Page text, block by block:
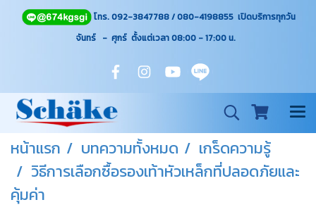
โทร. 092-3847788 / 080-4198855 เปิดบริการทุกวัน
จันทร์ - ศุกร์ ตั้งแต่เวลา 08:00 - 17:00น.
หน้าแรก บทความทั้งหมด
เกร็ดความรู้
วิธีการเลือกซื้อรองเท้าหัวเหล็กที่ปลอดภัยและ
คุ้มค่า